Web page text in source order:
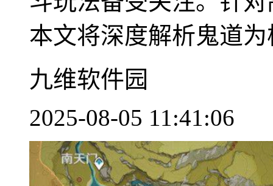
本文将深度解析鬼道为
九维软件园
2025-08-05 11:41:06